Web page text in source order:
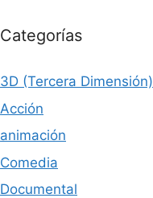
Categorías
3D (Tercera Dimensión)
Acción
animación
Comedia
Documental